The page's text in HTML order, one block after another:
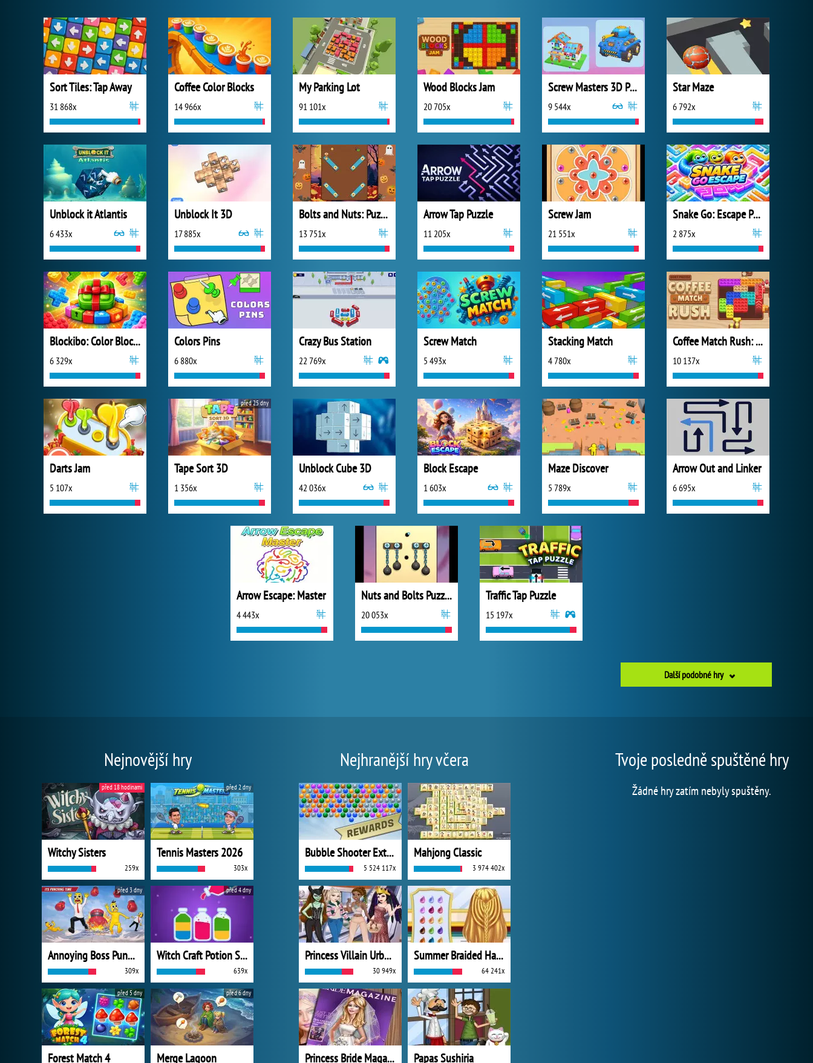
Sort Tiles: Tap Away
31 868x
Coffee Color Blocks
14 966x
My Parking Lot
91 101x
Wood Blocks Jam
20 705x
Screw Masters 3D Puzzle
9 544x
Star Maze
6 792x
Unblock it Atlantis
6 433x
Unblock It 3D
17 885x
Bolts and Nuts: Puzzle
13 751x
Arrow Tap Puzzle
11 205x
Screw Jam
21 551x
Snake Go: Escape Puzzle
2 875x
Blockibo: Color Blocks
6 329x
Colors Pins
6 880x
Crazy Bus Station
22 769x
Screw Match
5 493x
Stacking Match
4 780x
Coffee Match Rush: Sort Puzzle
10 137x
Darts Jam
5 107x
Tape Sort 3D
1 356x
před 25 dny
Unblock Cube 3D
42 036x
Block Escape
1 603x
Maze Discover
5 789x
Arrow Out and Linker
6 695x
Arrow Escape: Master
4 443x
Nuts and Bolts Puzzle
20 053x
Traffic Tap Puzzle
15 197x
Další podobné hry
Nejnovější hry
Witchy Sisters
259x
před 18 hodinami
Tennis Masters 2026
303x
před 2 dny
Annoying Boss Punch Game
309x
před 3 dny
Witch Craft Potion Sort
639x
před 4 dny
Forest Match 4
před 5 dny
Merge Lagoon
před 6 dny
Nejhranější hry včera
Bubble Shooter Extreme
5 524 117x
Mahjong Classic
3 974 402x
Princess Villain Urban Outfitters Summer
30 949x
Summer Braided Hairstyles
64 241x
Princess Bride Magazine Papas Sushiria
Tvoje posledně spuštěné hry
Žádné hry zatím nebyly spuštěny.